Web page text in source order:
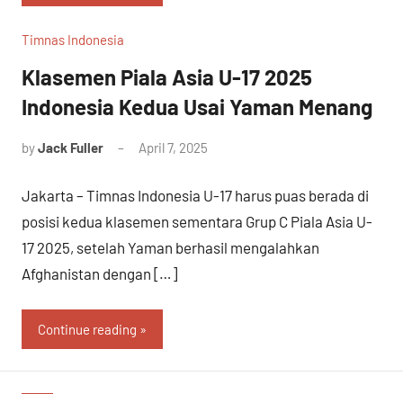
Timnas Indonesia
Klasemen Piala Asia U-17 2025
Indonesia Kedua Usai Yaman Menang
byJack Fuller April 7, 2025
Jakarta – Timnas Indonesia U-17 harus puas berada di
posisi kedua klasemen sementara Grup C Piala Asia U-
17 2025, setelah Yaman berhasil mengalahkan
Afghanistan dengan […]
Continue reading